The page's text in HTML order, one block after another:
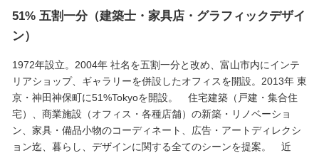
51% 五割一分（建築士・家具店・グラフィックデザイ
ン）
1972年設立。2004年 社名を五割一分と改め、富山市内にインテ
リアショップ、ギャラリーを併設したオフィスを開設。2013年 東
京・神田神保町に51%Tokyoを開設。 住宅建築（戸建・集合住
宅）、商業施設（オフィス・各種店舗）の新築・リノベーショ
ン、家具・備品小物のコーディネート、広告・アートディレクシ
ョン迄、暮らし、デザインに関する全てのシーンを提案。 近